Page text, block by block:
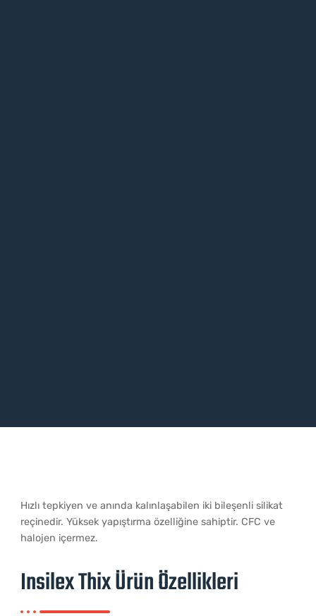
Hızlı tepkiyen ve anında kalınlaşabilen iki bileşenli silikat
reçinedir. Yüksek yapıştırma özelliğine sahiptir. CFC ve
halojen içermez.
Insilex Thix Ürü​n Özellikleri